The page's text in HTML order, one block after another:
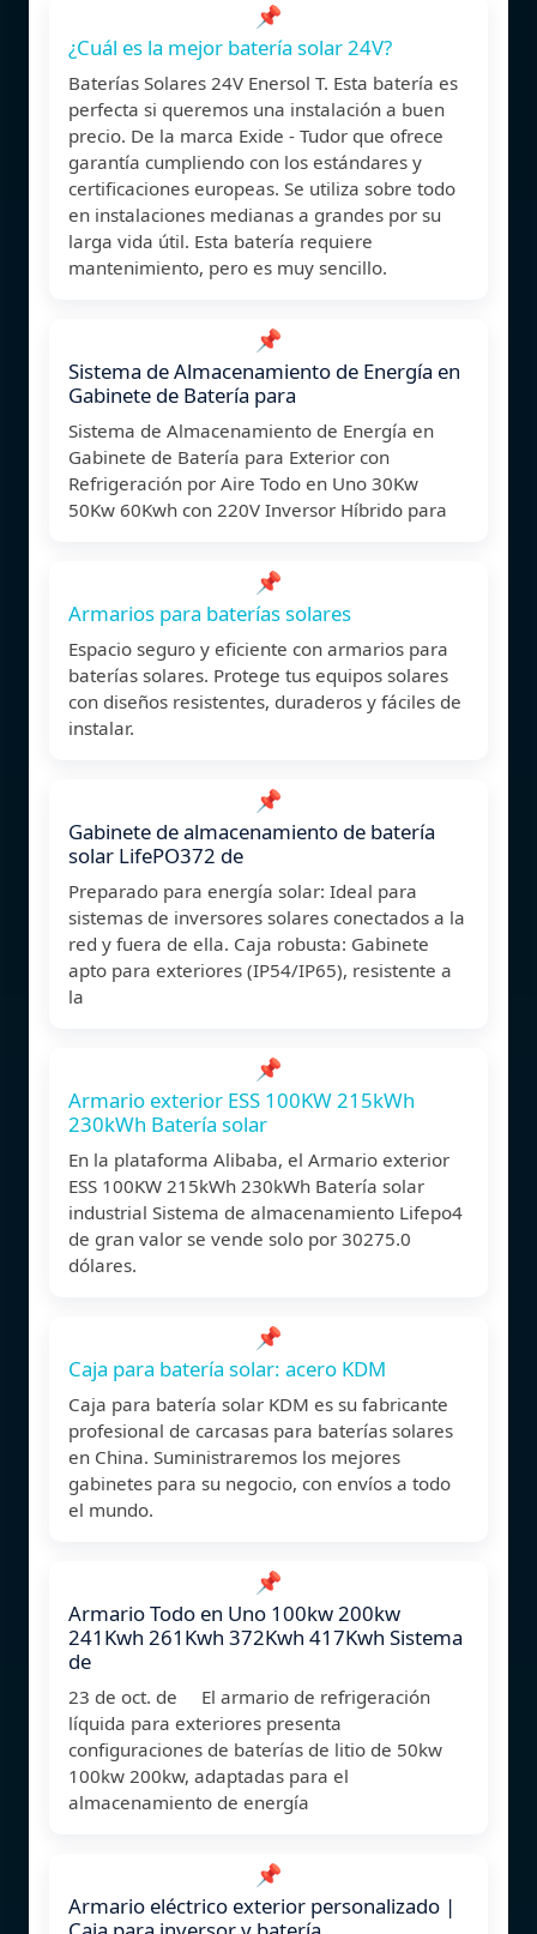
📌
¿Cuál es la mejor batería solar 24V?
Baterías Solares 24V Enersol T. Esta batería es
perfecta si queremos una instalación a buen
precio. De la marca Exide - Tudor que ofrece
garantía cumpliendo con los estándares y
certificaciones europeas. Se utiliza sobre todo
en instalaciones medianas a grandes por su
larga vida útil. Esta batería requiere
mantenimiento, pero es muy sencillo.
📌
Sistema de Almacenamiento de Energía en
Gabinete de Batería para
Sistema de Almacenamiento de Energía en
Gabinete de Batería para Exterior con
Refrigeración por Aire Todo en Uno 30Kw
50Kw 60Kwh con 220V Inversor Híbrido para
📌
Armarios para baterías solares
Espacio seguro y eficiente con armarios para
baterías solares. Protege tus equipos solares
con diseños resistentes, duraderos y fáciles de
instalar.
📌
Gabinete de almacenamiento de batería
solar LifePO372 de
Preparado para energía solar: Ideal para
sistemas de inversores solares conectados a la
red y fuera de ella. Caja robusta: Gabinete
apto para exteriores (IP54/IP65), resistente a
la
📌
Armario exterior ESS 100KW 215kWh
230kWh Batería solar
En la plataforma Alibaba, el Armario exterior
ESS 100KW 215kWh 230kWh Batería solar
industrial Sistema de almacenamiento Lifepo4
de gran valor se vende solo por 30275.0
dólares.
📌
Caja para batería solar: acero KDM
Caja para batería solar KDM es su fabricante
profesional de carcasas para baterías solares
en China. Suministraremos los mejores
gabinetes para su negocio, con envíos a todo
el mundo.
📌
Armario Todo en Uno 100kw 200kw
241Kwh 261Kwh 372Kwh 417Kwh Sistema
de
23 de oct. de El armario de refrigeración
líquida para exteriores presenta
configuraciones de baterías de litio de 50kw
100kw 200kw, adaptadas para el
almacenamiento de energía
📌
Armario eléctrico exterior personalizado |